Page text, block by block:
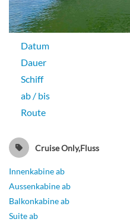
Datum
Dauer
Schiff
ab / bis
Route
Cruise Only,Fluss
Innenkabine ab
Aussenkabine ab
Balkonkabine ab
Suite ab